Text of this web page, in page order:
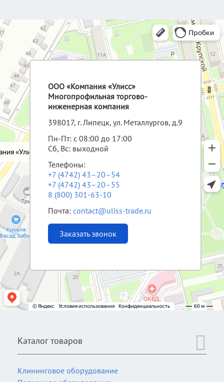
ООО «Компания «Улисс»
Многопрофильная торгово-
инженерная компания
398017, г. Липецк, ул. Металлургов, д.9
Пн-Пт: с 08:00 до 17:00
Сб, Вс: выходной
Телефоны:
+7 (4742) 43–20–54
+7 (4742) 43–20–55
8 (800) 301-63-10
Почта:contact@uliss-trade.ru
Заказать звонок
Каталог товаров
Клининговое оборудование